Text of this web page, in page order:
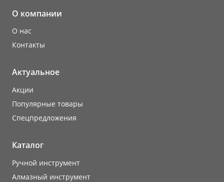
О компании
О нас
Контакты
Актуальное
Акции
Популярные товары
Cпецпредложения
Каталог
Ручной инструмент
Алмазный инструмент